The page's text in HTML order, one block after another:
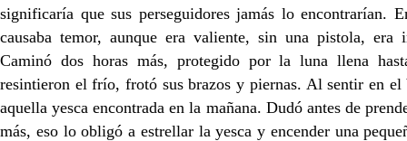
significaría que sus perseguidores jamás lo encontrarían.
causaba temor, aunque era valiente, sin una pistola,
Caminó dos horas más, protegido por la luna llena
resintieron el frío, frotó sus brazos y piernas. Al sentir en
aquella yesca encontrada en la mañana. Dudó antes de
más, eso lo obligó a estrellar la yesca y encender una